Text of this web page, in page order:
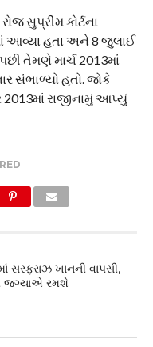
સુપ્રીમ કોર્ટના
આવ્યા હતા અને 8 જુલાઈ
પછી તેમણે માર્ચ 2013માં
સંભાળ્યો હતો. જોકે
રાજીનામું આપ્યું
સરફરાઝ ખાનની વાપસી,
જગ્યાએ રમશે